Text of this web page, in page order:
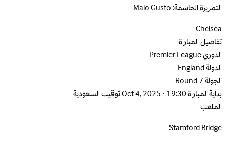
التمريرة الحاسمة:Malo Gusto
Chelsea
تفاصيل المباراة
الدوريPremier League
الدولةEngland
الجولةRound 7
بداية المباراةOct 4, 2025 · 19:30 توقيت السعودية
الملعب
Stamford Bridge